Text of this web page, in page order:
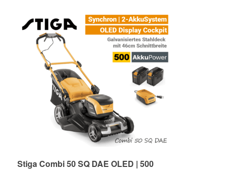
Stiga Combi 50 SQ DAE OLED | 500